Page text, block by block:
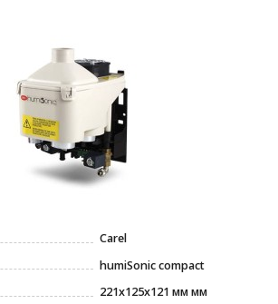
Carel
humiSonic compact
221х125x121 мм мм